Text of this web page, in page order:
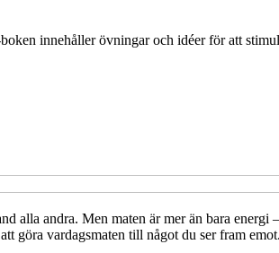
innehåller övningar och idéer för att
andra. Men maten är mer än bara energi
göra vardagsmaten till något du ser fram